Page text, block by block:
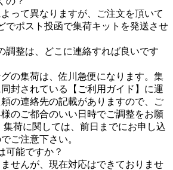
って異なりますが、ご注文を頂いて
でポスト投函で集荷キットを発送させ
調整は、どこに連絡すれば良いです
の集荷は、佐川急便になります。集
封されている【ご利用ガイド】に運
の連絡先の記載がありますので、ご
のご都合のいい日時でご調整をお願
集荷に関しては、前日までにお申し込
ご注意下さい。
可能ですか？
せんが、現在対応はできておりませ